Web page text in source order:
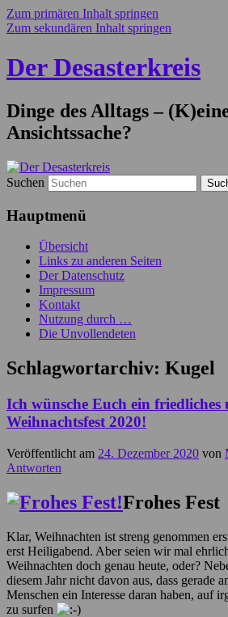
Zum primären Inhalt springen
Zum sekundären Inhalt springen
Der Desasterkreis
Dinge des Alltags –
Ansichtssache?
Suchen
Hauptmenü
Übersicht
Links zu anderen Seiten
Der Datenschutz
Impressum
Kontakt
Nutzung durch …
Die Unvollendeten
Schlagwortarchiv: Kugel
Ich wünsche Euch ein friedliches
Weihnachtsfest 2020!
Veröffentlicht am 24. Dezember 2020 von
Antworten
Frohes Fest
Klar, Weihnachten ist streng genommen
erst Heiligabend. Aber seien wir mal
Weihnachten doch genau heute, oder?
diesem Jahr nicht davon aus, dass gerade
Menschen ein Interesse daran haben, auf
zu surfen